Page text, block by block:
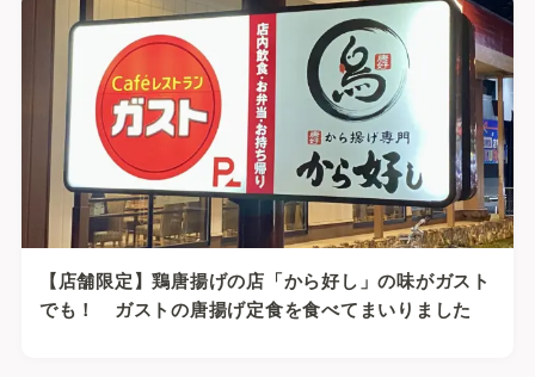
【店舗限定】鶏唐揚げの店「から好し」の味がガスト
でも！ ガストの唐揚げ定食を食べてまいりました